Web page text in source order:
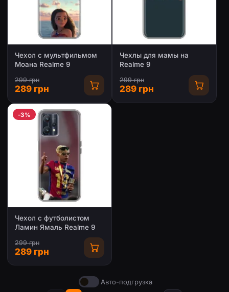
Чехол с мультфильмом
Моана Realme 9
299 грн
289 грн
Чехлы для мамы на
Realme 9
299 грн
289 грн
-3%
Чехол с футболистом
Ламин Ямаль Realme 9
299 грн
289 грн
Авто-подгрузка